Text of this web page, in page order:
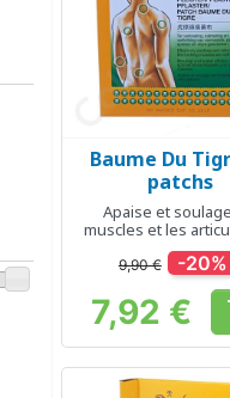
Aperçu
Baume Du
patchs
Apaise et
muscles et les
9,90 € -20%
Prix
7,92 €